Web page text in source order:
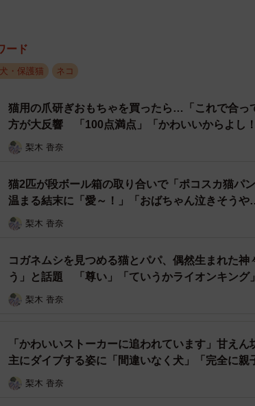
のしらすちゃんが大好き！ 毛づくろいをするめかぶちゃん（画
らすちゃんのことが大好きだったようで、ひたす
ード
・保護猫 ネコ
猫用の爪研ぎおもちゃを買ったら…「これで合っ
方が大反響 「100点満点」「かわいいからよし！
梨木 香奈
猫2匹が段ボール箱の取り合いで「ポコスカ猫パ
温まる結末に「愛～！」「おばちゃん泣きそうや
梨木 香奈
コガネムシを見つめる猫とパパ、偶然生まれた神
う」と話題 「尊い」「ていうかライオンキング」
梨木 香奈
「かわいいストーカーに追われています」甘え
主にダイブする姿に「間違いなく犬」「完全に親
梨木 香奈